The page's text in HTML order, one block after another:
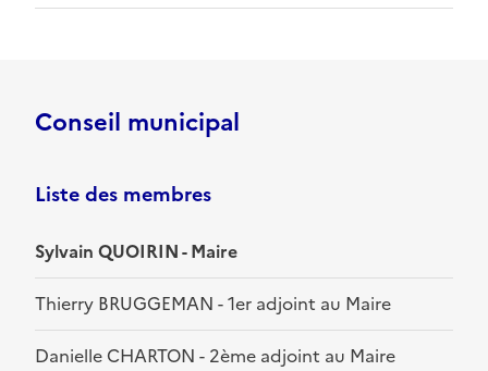
Conseil municipal
Liste des membres
Sylvain QUOIRIN - Maire
Thierry BRUGGEMAN - 1er adjoint au Maire
Danielle CHARTON - 2ème adjoint au Maire